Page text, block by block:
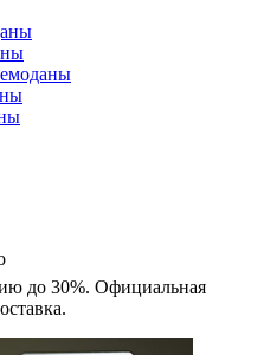
до 30%. Официальная